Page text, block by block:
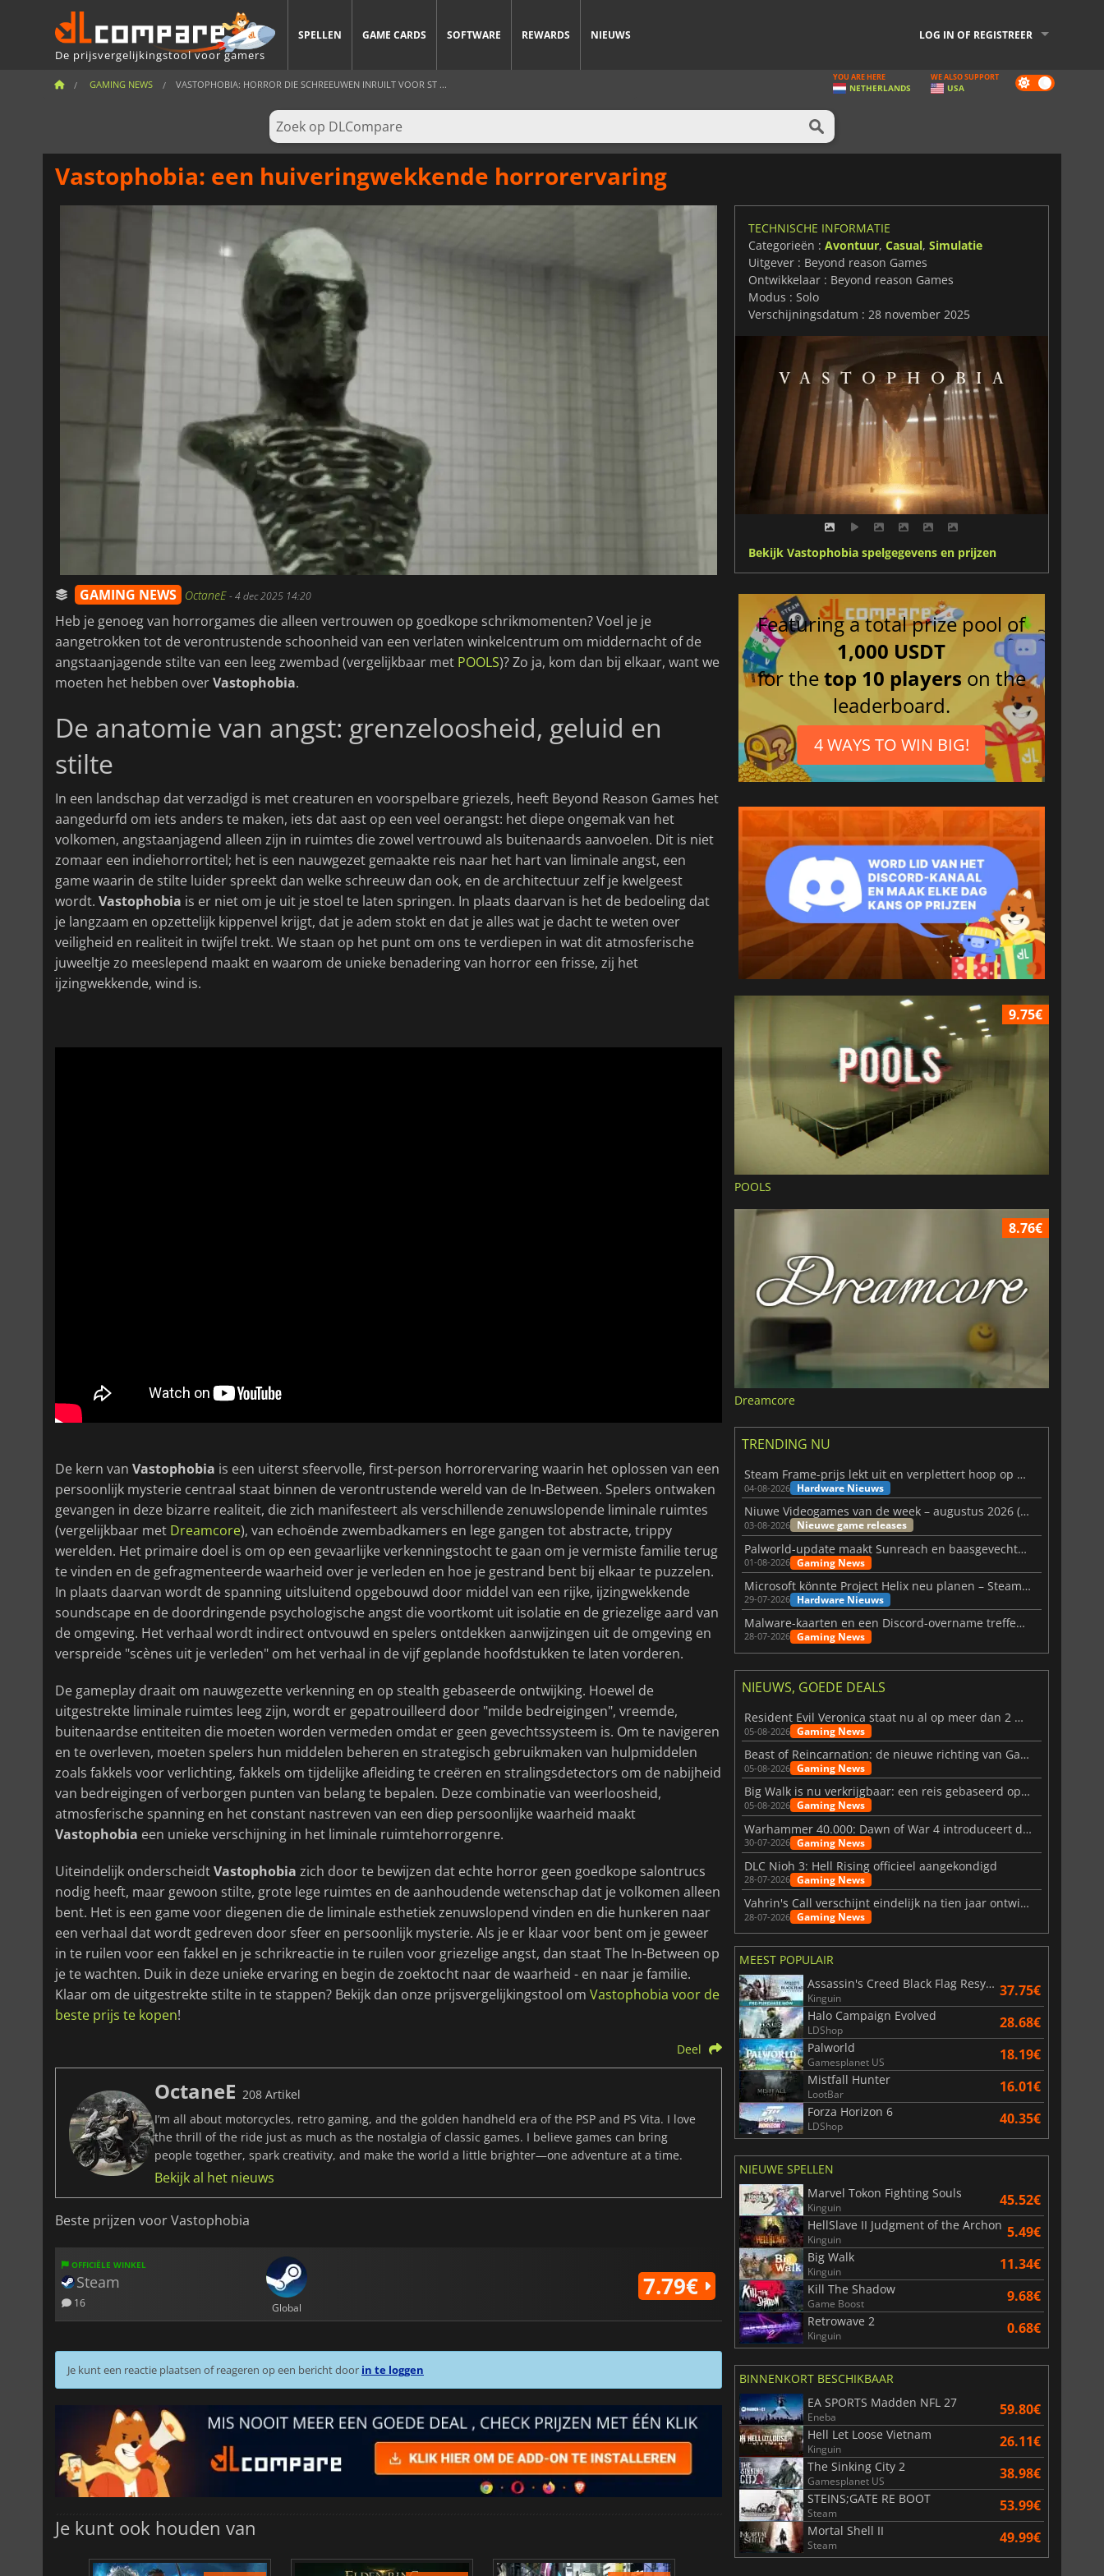
De prijsvergelijkingstool voor gamers
SPELLEN GAME CARDS SOFTWARE REWARDS NIEUWS LOG IN OF REGISTREER
GAMING NEWS VASTOPHOBIA: HORROR DIE SCHREEUWEN INRUILT VOOR ST ... Dark
mode
YOU ARE HERE
NETHERLANDS
WE ALSO SUPPORT
USA
Vastophobia: een huiveringwekkende horrorervaring
GAMING NEWS OctaneE-4 dec 2025 14:20
Heb je genoeg van horrorgames die alleen vertrouwen op goedkope schrikmomenten? Voel je je
aangetrokken tot de verontrustende schoonheid van een verlaten winkelcentrum om middernacht of de
angstaanjagende stilte van een leeg zwembad (vergelijkbaar met POOLS)? Zo ja, kom dan bij elkaar, want we
moeten het hebben overVastophobia.
De anatomie van angst: grenzeloosheid, geluid en
stilte
In een landschap dat verzadigd is met creaturen en voorspelbare griezels, heeft Beyond Reason Games het
aangedurfd om iets anders te maken, iets dat aast op een veel oerangst: het diepe ongemak van het
volkomen, angstaanjagend alleen zijn in ruimtes die zowel vertrouwd als buitenaards aanvoelen. Dit is niet
zomaar een indiehorrortitel; het is een nauwgezet gemaakte reis naar het hart van liminale angst, een
game waarin de stilte luider spreekt dan welke schreeuw dan ook, en de architectuur zelf je kwelgeest
wordt. Vastophobia is er niet om je uit je stoel te laten springen. In plaats daarvan is het de bedoeling dat
je langzaam en opzettelijk kippenvel krijgt, dat je adem stokt en dat je alles wat je dacht te weten over
veiligheid en realiteit in twijfel trekt. We staan op het punt om ons te verdiepen in wat dit atmosferische
juweeltje zo meeslepend maakt en waarom de unieke benadering van horror een frisse, zij het
ijzingwekkende, wind is.
De kern van Vastophobia is een uiterst sfeervolle, first-person horrorervaring waarin het oplossen van een
persoonlijk mysterie centraal staat binnen de verontrustende wereld van de In-Between. Spelers ontwaken
gevangen in deze bizarre realiteit, die zich manifesteert als verschillende zenuwslopende liminale ruimtes
(vergelijkbaar met Dreamcore), van echoënde zwembadkamers en lege gangen tot abstracte, trippy
werelden. Het primaire doel is om op een gevaarlijke verkenningstocht te gaan om je vermiste familie terug
te vinden en de gefragmenteerde waarheid over je verleden en hoe je gestrand bent bij elkaar te puzzelen.
In plaats daarvan wordt de spanning uitsluitend opgebouwd door middel van een rijke, ijzingwekkende
soundscape en de doordringende psychologische angst die voortkomt uit isolatie en de griezelige aard van
de omgeving. Het verhaal wordt indirect ontvouwd en spelers ontdekken aanwijzingen uit de omgeving en
verspreide "scènes uit je verleden" om het verhaal in de vijf geplande hoofdstukken te laten vorderen.
De gameplay draait om nauwgezette verkenning en op stealth gebaseerde ontwijking. Hoewel de
uitgestrekte liminale ruimtes leeg zijn, wordt er gepatrouilleerd door "milde bedreigingen", vreemde,
buitenaardse entiteiten die moeten worden vermeden omdat er geen gevechtssysteem is. Om te navigeren
en te overleven, moeten spelers hun middelen beheren en strategisch gebruikmaken van hulpmiddelen
zoals fakkels voor verlichting, fakkels om tijdelijke afleiding te creëren en stralingsdetectors om de nabijheid
van bedreigingen of verborgen punten van belang te bepalen. Deze combinatie van weerloosheid,
atmosferische spanning en het constant nastreven van een diep persoonlijke waarheid maakt
Vastophobia een unieke verschijning in het liminale ruimtehorrorgenre.
Uiteindelijk onderscheidtVastophobia zich door te bewijzen dat echte horror geen goedkope salontrucs
nodig heeft, maar gewoon stilte, grote lege ruimtes en de aanhoudende wetenschap dat je volkomen alleen
bent. Het is een game voor diegenen die de liminale esthetiek zenuwslopend vinden en die hunkeren naar
een verhaal dat wordt gedreven door sfeer en persoonlijk mysterie. Als je er klaar voor bent om je geweer
in te ruilen voor een fakkel en je schrikreactie in te ruilen voor griezelige angst, dan staat The In-Between op
je te wachten. Duik in deze unieke ervaring en begin de zoektocht naar de waarheid - en naar je familie.
Klaar om de uitgestrekte stilte in te stappen? Bekijk dan onze prijsvergelijkingstool om Vastophobia voor de
beste prijs te kopen!
Deel
OctaneE 208 Artikel
I’m all about motorcycles, retro gaming, and the golden handheld era of the PSP and PS Vita. I love
the thrill of the ride just as much as the nostalgia of classic games. I believe games can bring
people together, spark creativity, and make the world a little brighter—one adventure at a time.
Bekijk al het nieuws
Beste prijzen voor Vastophobia
OFFICIËLE WINKEL
Steam
16 Global
7.79€
Je kunt een reactie plaatsen of reageren op een bericht door in te loggen
Je kunt ook houden van
TECHNISCHE INFORMATIE
Categorieën : Avontuur, Casual, Simulatie
Uitgever : Beyond reason Games
Ontwikkelaar : Beyond reason Games
Modus : Solo
Verschijningsdatum : 28 november 2025
Bekijk Vastophobia spelgegevens en prijzen
Featuring a total prize pool of
1,000 USDT
for thetop 10 players on the
leaderboard.
4 WAYS TO WIN BIG!
9.75€
POOLS
8.76€
Dreamcore
TRENDING NU
Steam Frame-prijs lekt uit en verplettert hoop op betaalbare VR
04-08-2026 Hardware Nieuws
Niuwe Videogames van de week – augustus 2026 (week 32)
03-08-2026 Nieuwe game releases
Palworld-update maakt Sunreach en baasgevechten stabieler
01-08-2026 Gaming News
Microsoft könnte Project Helix neu planen – Steam-Support wackelt
29-07-2026 Hardware Nieuws
Malware-kaarten en een Discord-overname treffen Meccha Chameleon
28-07-2026 Gaming News
NIEUWS, GOEDE DEALS
Resident Evil Veronica staat nu al op meer dan 2 miljoen verlanglijstjes
05-08-2026 Gaming News
Beast of Reincarnation: de nieuwe richting van Game Freak
05-08-2026 Gaming News
Big Walk is nu verkrijgbaar: een reis gebaseerd op vriendschap
05-08-2026 Gaming News
Warhammer 40.000: Dawn of War 4 introduceert de Necron-factie
30-07-2026 Gaming News
DLC Nioh 3: Hell Rising officieel aangekondigd
28-07-2026 Gaming News
Vahrin's Call verschijnt eindelijk na tien jaar ontwikkeling
28-07-2026 Gaming News
MEEST POPULAIR
Assassin's Creed Black Flag Resynced
Kinguin 37.75€
Halo Campaign Evolved
LDShop 28.68€
Palworld
Gamesplanet US 18.19€
Mistfall Hunter
LootBar 16.01€
Forza Horizon 6
LDShop 40.35€
NIEUWE SPELLEN
Marvel Tokon Fighting Souls
Kinguin 45.52€
HellSlave II Judgment of the Archon
Kinguin 5.49€
Big Walk
Kinguin 11.34€
Kill The Shadow
Game Boost 9.68€
Retrowave 2
Kinguin 0.68€
BINNENKORT BESCHIKBAAR
EA SPORTS Madden NFL 27
Eneba 59.80€
Hell Let Loose Vietnam
Kinguin 26.11€
The Sinking City 2
Gamesplanet US 38.98€
STEINS;GATE RE BOOT
Steam 53.99€
Mortal Shell II
Steam 49.99€